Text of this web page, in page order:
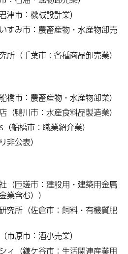
津市：機械設計業）
すみ市：農畜産物・水産物卸売
所（千葉市：各種商品卸売業）
橋市：農畜産物・水産物卸業）
（鴨川市：水産食料品製造業）
船橋市：職業紹介業）
非公表）
（匝瑳市：建設用・建築用金属
業含む））
究所（佐倉市：飼料・有機質肥
市原市：酒小売業）
ィ（鎌ケ谷市：生活関連産業用